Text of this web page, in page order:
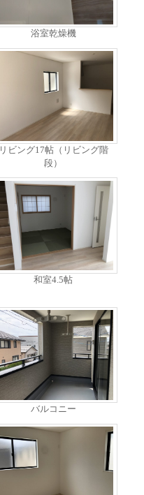
浴室乾燥機
リビング17帖（リビング階
段）
和室4.5帖
バルコニー